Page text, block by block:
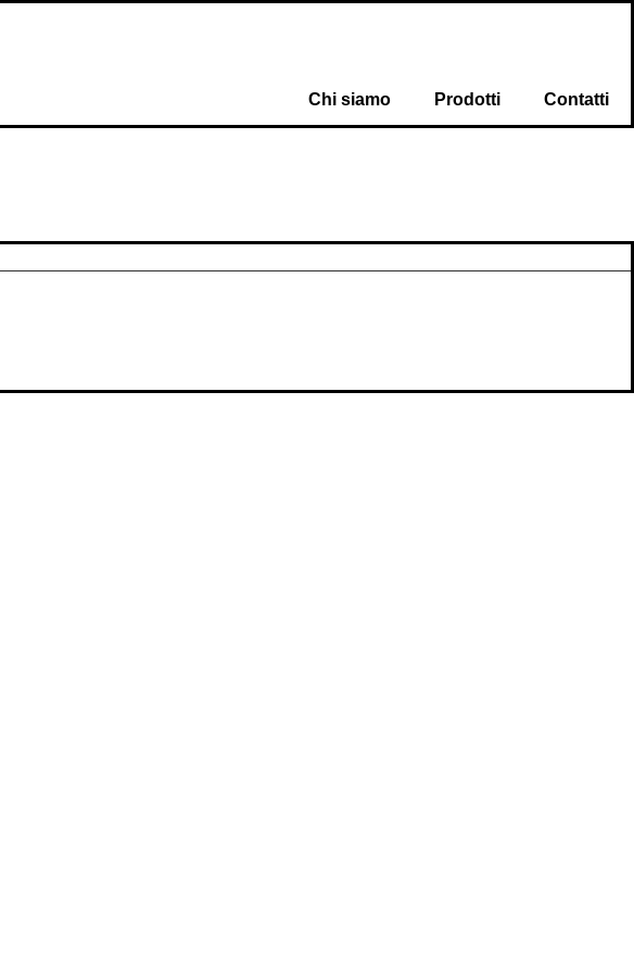
Chi siamo Prodotti Contatti